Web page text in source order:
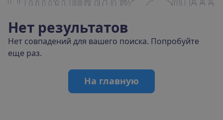
Нет результатов
Нет совпадений для вашего поиска. Попробуйте
еще раз.
На главную